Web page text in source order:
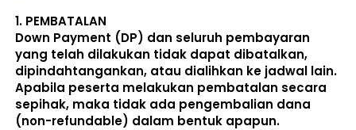
1. PEMBATALAN
Down Payment (DP) dan seluruh pembayaran
yang telah dilakukan tidak dapat dibatalkan,
dipindahtangankan, atau dialihkan ke jadwal lain.
Apabila peserta melakukan pembatalan secara
sepihak, maka tidak ada pengembalian dana
(non-refundable) dalam bentuk apapun.